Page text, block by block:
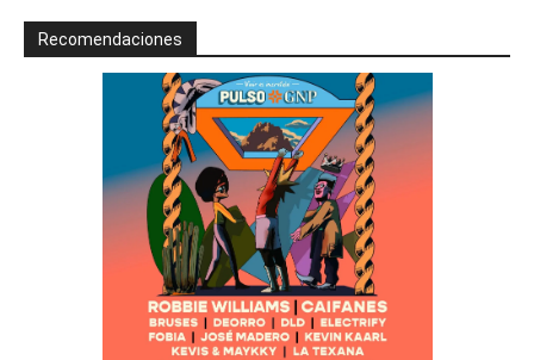
Recomendaciones